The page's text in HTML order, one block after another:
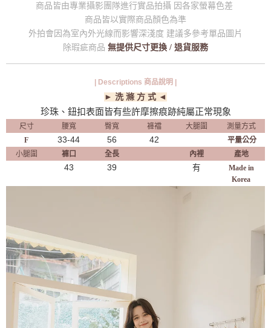
商品皆由專業攝影團隊進行實品拍攝 因各家螢幕色差
商品皆以實際商品顏色為準
外拍會因為室內外光線而影響深淺度 建議多參考單品圖片
除瑕疵商品 無提供尺寸更換 / 退貨服務
| Descriptions 商品說明 |
► 洗 滌 方 式 ◄
珍珠、鈕扣表面皆有些許摩擦痕跡純屬正常現象
尺寸 腰寬 臀寬 褲襠 大腿圍
測量方式
F
33-44 56 42
平量公分
小腿圍
褲口 全長 內裡 產地
43 39 有
Made in
Korea